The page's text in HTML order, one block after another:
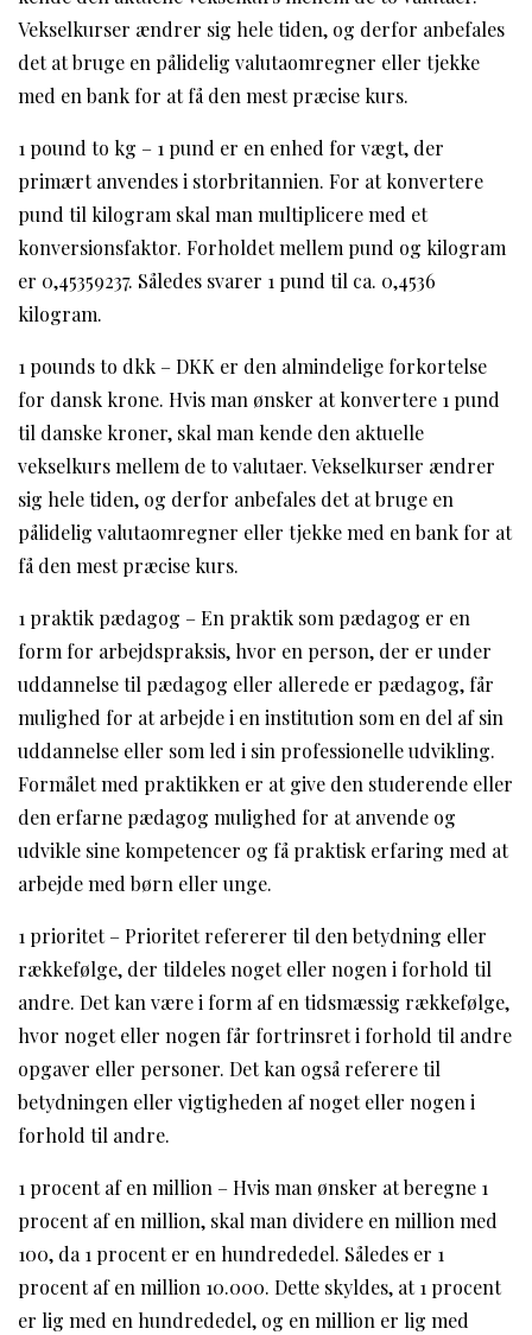
Vekselkurser ændrer sig hele tiden, og derfor anbefales
det at bruge en pålidelig valutaomregner eller tjekke
med en bank for at få den mest præcise kurs.
1 pound to kg – 1 pund er en enhed for vægt, der
primært anvendes i storbritannien. For at konvertere
pund til kilogram skal man multiplicere med et
konversionsfaktor. Forholdet mellem pund og kilogram
er 0,45359237. Således svarer 1 pund til ca. 0,4536
kilogram.
1 pounds to dkk – DKK er den almindelige forkortelse
for dansk krone. Hvis man ønsker at konvertere 1 pund
til danske kroner, skal man kende den aktuelle
vekselkurs mellem de to valutaer. Vekselkurser ændrer
sig hele tiden, og derfor anbefales det at bruge en
pålidelig valutaomregner eller tjekke med en bank for at
få den mest præcise kurs.
1 praktik pædagog – En praktik som pædagog er en
form for arbejdspraksis, hvor en person, der er under
uddannelse til pædagog eller allerede er pædagog, får
mulighed for at arbejde i en institution som en del af sin
uddannelse eller som led i sin professionelle udvikling.
Formålet med praktikken er at give den studerende eller
den erfarne pædagog mulighed for at anvende og
udvikle sine kompetencer og få praktisk erfaring med at
arbejde med børn eller unge.
1 prioritet – Prioritet refererer til den betydning eller
rækkefølge, der tildeles noget eller nogen i forhold til
andre. Det kan være i form af en tidsmæssig rækkefølge,
hvor noget eller nogen får fortrinsret i forhold til andre
opgaver eller personer. Det kan også referere til
betydningen eller vigtigheden af noget eller nogen i
forhold til andre.
1 procent af en million – Hvis man ønsker at beregne 1
procent af en million, skal man dividere en million med
100, da 1 procent er en hundrededel. Således er 1
procent af en million 10.000. Dette skyldes, at 1 procent
er lig med en hundrededel, og en million er lig med